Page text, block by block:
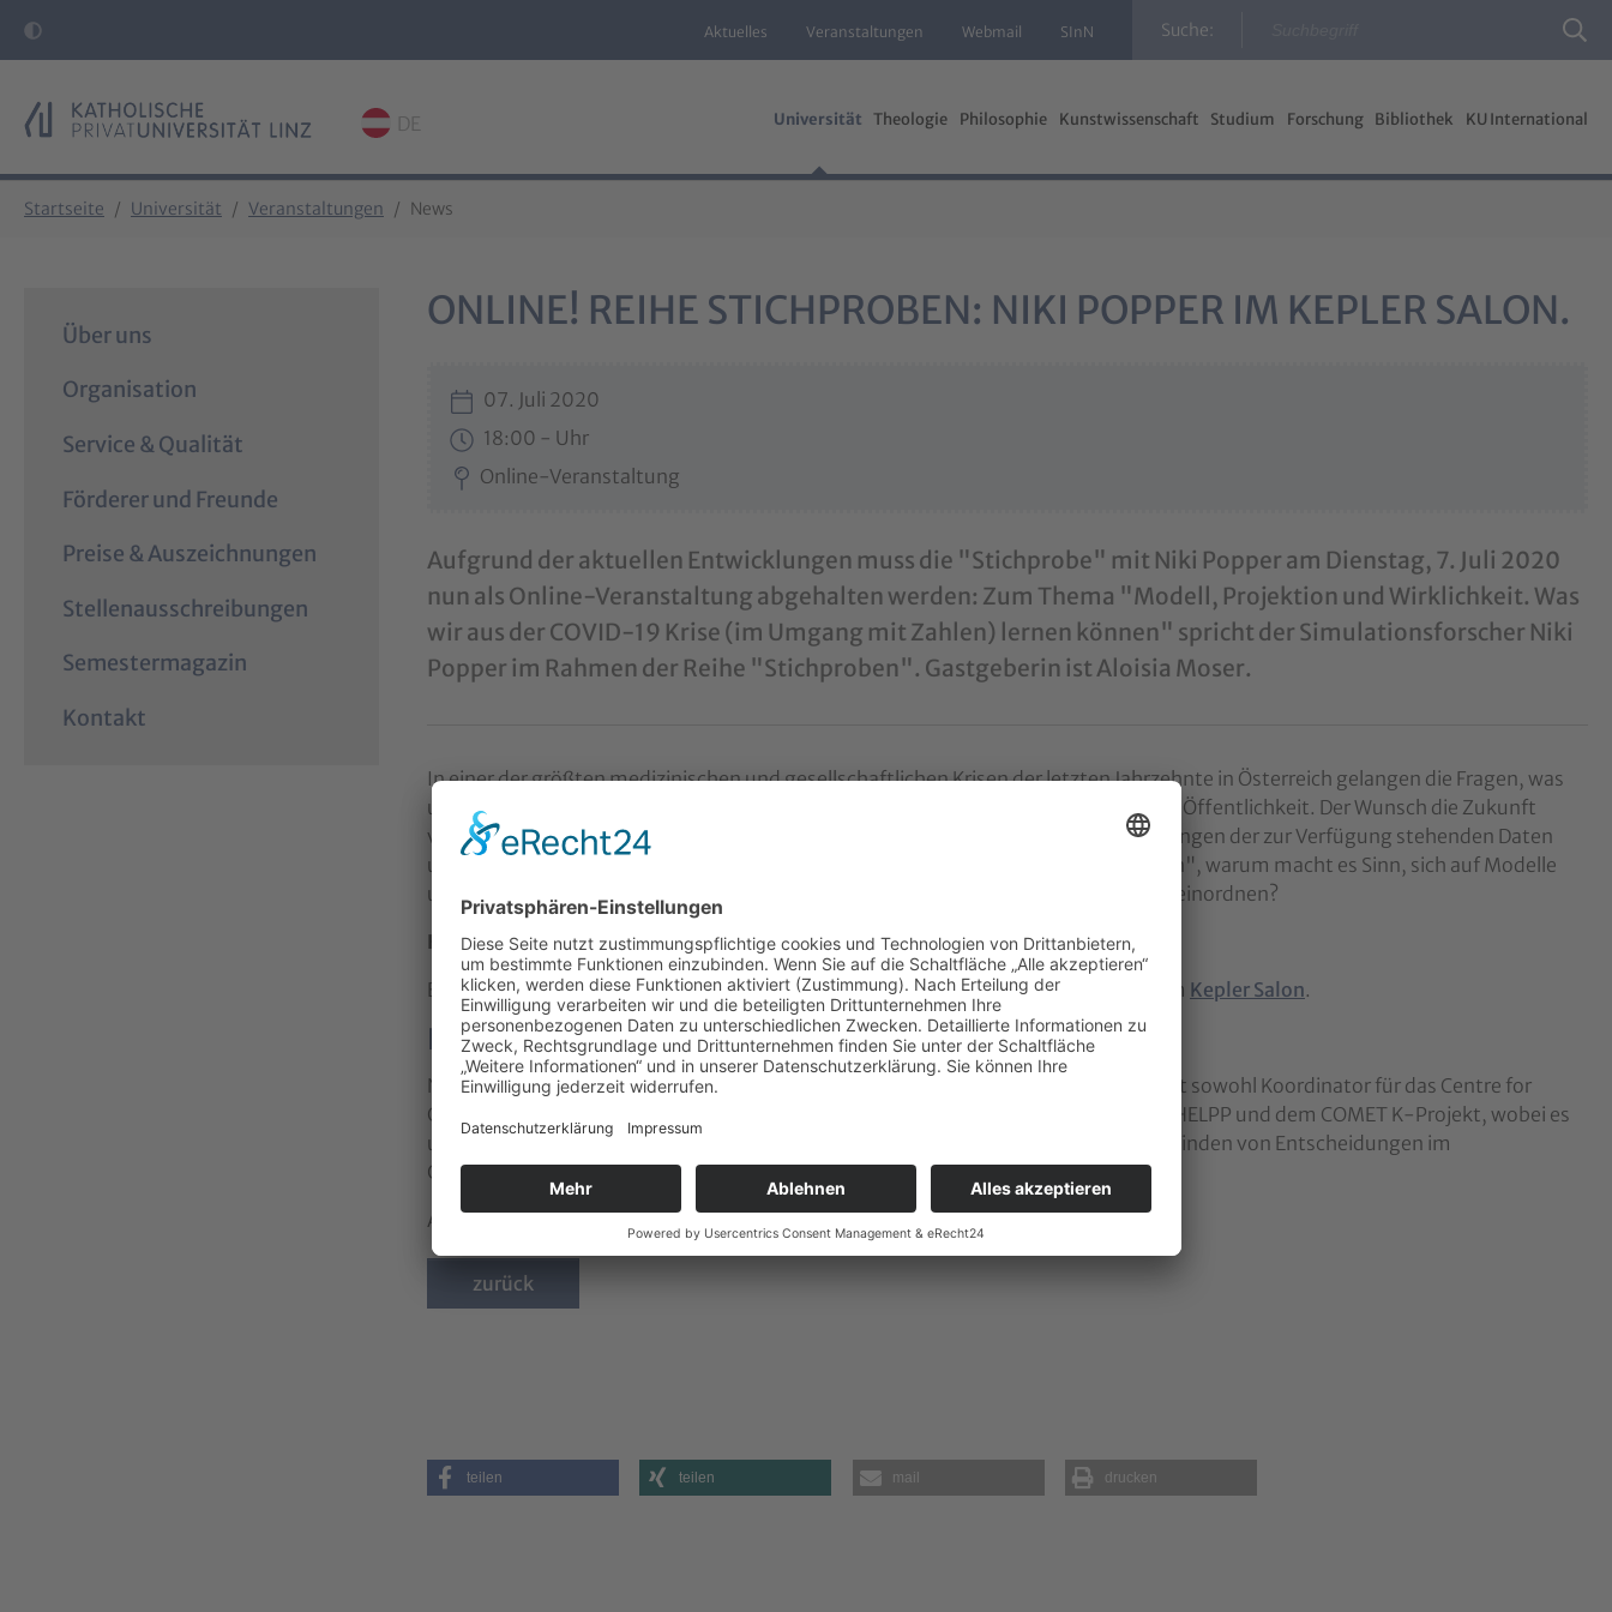
Aktuelles Veranstaltungen Webmail SInN Suche:
DE Universität Theologie Philosophie Kunstwissenschaft Studium Forschung Bibliothek KU International
Startseite Universität Veranstaltungen News
Über uns
Organisation
Service & Qualität
Förderer und Freunde
Preise & Auszeichnungen
Stellenausschreibungen
Semestermagazin
Kontakt
ONLINE! REIHE STICHPROBEN: NIKI POPPER IM KEPLER SALON.
07. Juli 2020
18:00 - Uhr
Online-Veranstaltung
Aufgrund der aktuellen Entwicklungen muss die "Stichprobe" mit Niki Popper am Dienstag, 7. Juli 2020
nun als Online-Veranstaltung abgehalten werden: Zum Thema "Modell, Projektion und Wirklichkeit. Was
wir aus der COVID-19 Krise (im Umgang mit Zahlen) lernen können" spricht der Simulationsforscher Niki
Popper im Rahmen der Reihe "Stichproben". Gastgeberin ist Aloisia Moser.
In einer der größten medizinischen und gesellschaftlichen Krisen der letzten Jahrzehnte in Österreich gelangen die Fragen, was
uns Zahlen sagen und wie uns Prognosen helfen können, in den Fokus der medialen Öffentlichkeit. Der Wunsch die Zukunft
vorherzusagen ist groß, die Enttäuschung fast ebenso, wenn man sich die Limitierungen der zur Verfügung stehenden Daten
und Methoden anschaut. Aber welchen Mehrwert bieten die "modernen Glaskugeln", warum macht es Sinn, sich auf Modelle
und Zahlenanalysen einzulassen, und wie muss man die wissenschaftliche Evidenz einordnen?
Hier der Link zum Stream:https://youtu.be/8In9O1IgEQU
Eine Veranstaltung der Katholischen Privat-Universität Linz in Kooperation mit dem Kepler Salon.
Niki Popper
Niki Popper hat Mathematik in Wien, Barcelona und Moscow (Idaho) studiert und ist sowohl Koordinator für das Centre for
Computational Complex Systems an der TU Wien als auch der Vorsitzende von DEXHELPP und dem COMET K-Projekt, wobei es
um die Entwicklung von Modellen und den effizienten Gebrauch von Daten für das Finden von Entscheidungen im
Gesundheitssystem geht.
Aktualisiert am 3.7.2020/he
zurück
teilen teilen mail drucken